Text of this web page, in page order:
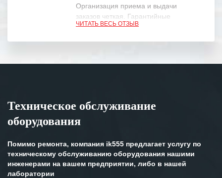
Организация приема и выдачи
заказов четкая. Гарантийные
обязательства выполняются в
Особенно хочется отметить высокую
клиентоориентированность
готовность помочь в самых сложных
Мы высоко ценим сложившиеся
ЧИТАТЬ ВЕСЬ ОТЗЫВ
Техническое обслуживание
оборудования
Помимо ремонта, компания ik555 предлагает услугу по
техническому обслуживанию оборудования нашими
инженерами на вашем предприятии, либо в нашей
лаборатории